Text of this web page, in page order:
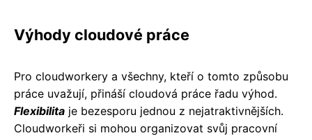
Výhody cloudové práce
Pro cloudworkery a všechny, kteří o tomto způsobu
práce uvažují, přináší cloudová práce řadu výhod.
Flexibilita je bezesporu jednou z nejatraktivnějších.
Cloudworkeři si mohou organizovat svůj pracovní